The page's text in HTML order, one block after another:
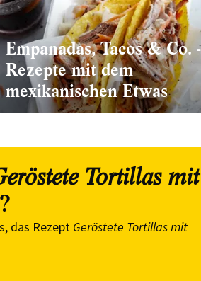
Empanadas, Tacos & Co. -
Rezepte mit dem
mexikanischen Etwas
Tortillas mit
das Rezept Geröstete Tortillas mit